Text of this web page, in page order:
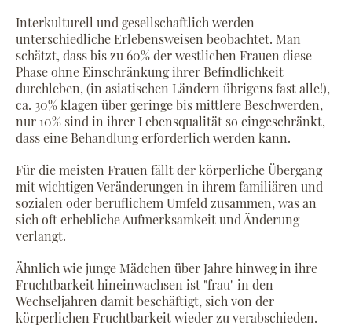
Interkulturell und gesellschaftlich werden
unterschiedliche Erlebensweisen beobachtet. Man
schätzt, dass bis zu 60% der westlichen Frauen diese
Phase ohne Einschränkung ihrer Befindlichkeit
durchleben, (in asiatischen Ländern übrigens fast alle!),
ca. 30% klagen über geringe bis mittlere Beschwerden,
nur 10% sind in ihrer Lebensqualität so eingeschränkt,
dass eine Behandlung erforderlich werden kann.
Für die meisten Frauen fällt der körperliche Übergang
mit wichtigen Veränderungen in ihrem familiären und
sozialen oder beruflichem Umfeld zusammen, was an
sich oft erhebliche Aufmerksamkeit und Änderung
verlangt.
Ähnlich wie junge Mädchen über Jahre hinweg in ihre
Fruchtbarkeit hineinwachsen ist "frau" in den
Wechseljahren damit beschäftigt, sich von der
körperlichen Fruchtbarkeit wieder zu verabschieden.